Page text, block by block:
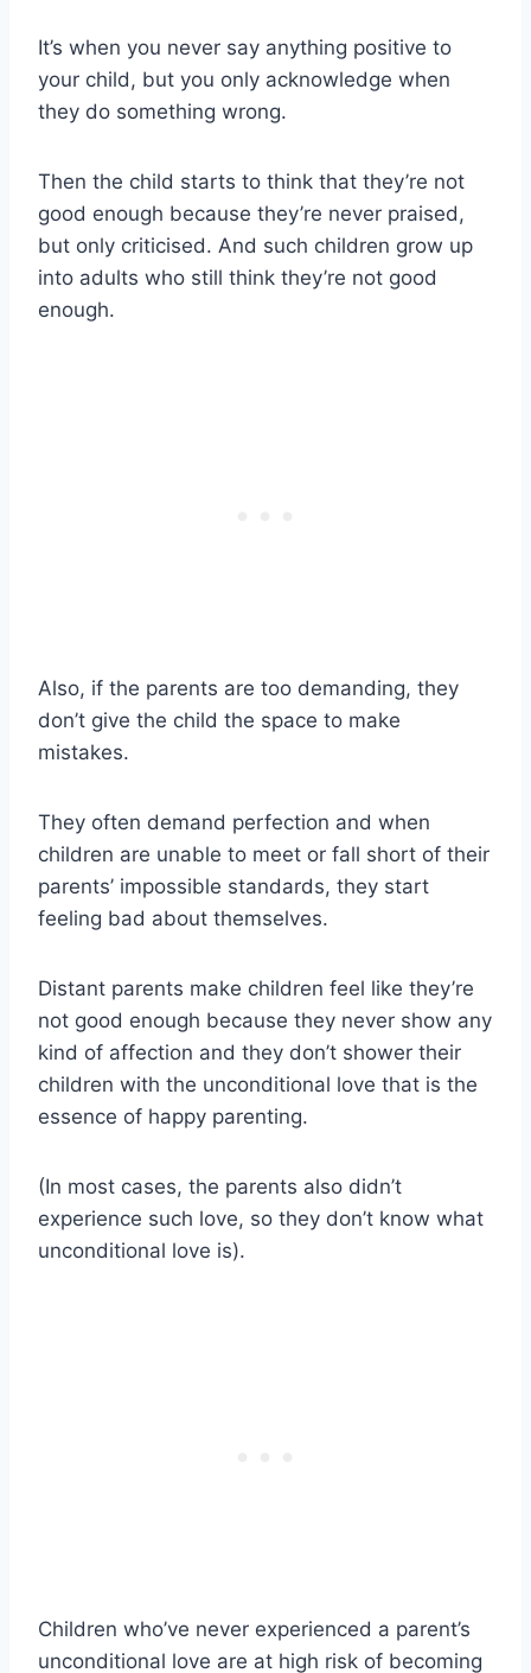
It’s when you never say anything positive to
your child, but you only acknowledge when
they do something wrong.
Then the child starts to think that they’re not
good enough because they’re never praised,
but only criticised. And such children grow up
into adults who still think they’re not good
enough.
Also, if the parents are too demanding, they
don’t give the child the space to make
mistakes.
They often demand perfection and when
children are unable to meet or fall short of their
parents’ impossible standards, they start
feeling bad about themselves.
Distant parents make children feel like they’re
not good enough because they never show any
kind of affection and they don’t shower their
children with the unconditional love that is the
essence of happy parenting.
(In most cases, the parents also didn’t
experience such love, so they don’t know what
unconditional love is).
Children who’ve never experienced a parent’s
unconditional love are at high risk of becoming